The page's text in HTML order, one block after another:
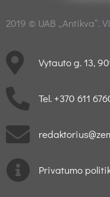
2019 © UAB „Antikva“.
Vytauto g. 13,
Tel. +370 611
Privatumo